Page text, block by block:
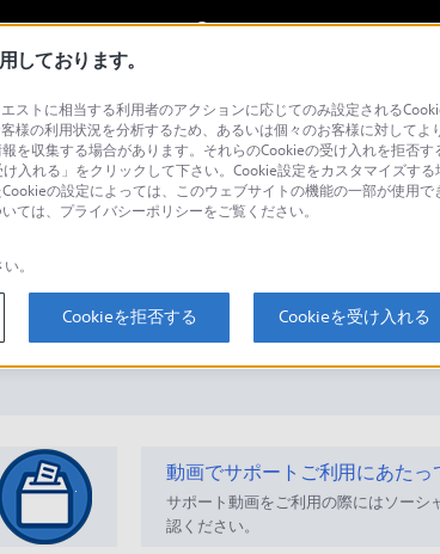
ヤー
7S, BC-7SG
検索
動画でサポートご利用にあたっ
サポート動画をご利用の際にはソーシ
認ください。
しております。
ストに相当する利用者のアクションに応じてのみ設定される
様の利用状況を分析するため、あるいは個々のお客様に対して
を収集する場合があります。それらのCookieの受け入れを拒否
入れる」をクリックして下さい。Cookie設定をカスタマイズす
の設定によっては、このウェブサイトの機能の一部が使用
ては、プライバシーポリシーをご覧ください。
。
Cookieを拒否する Cookieを受け入れる